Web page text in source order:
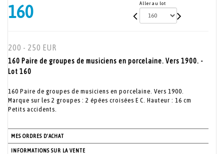
160 Aller au lot
200 - 250 EUR
160 Paire de groupes de musiciens en porcelaine. Vers 1900. -
Lot 160
160 Paire de groupes de musiciens en porcelaine. Vers 1900.
Marque sur les 2 groupes : 2 épées croisées E C. Hauteur : 16 cm
Petits accidents.
MES ORDRES D'ACHAT
INFORMATIONS SUR LA VENTE